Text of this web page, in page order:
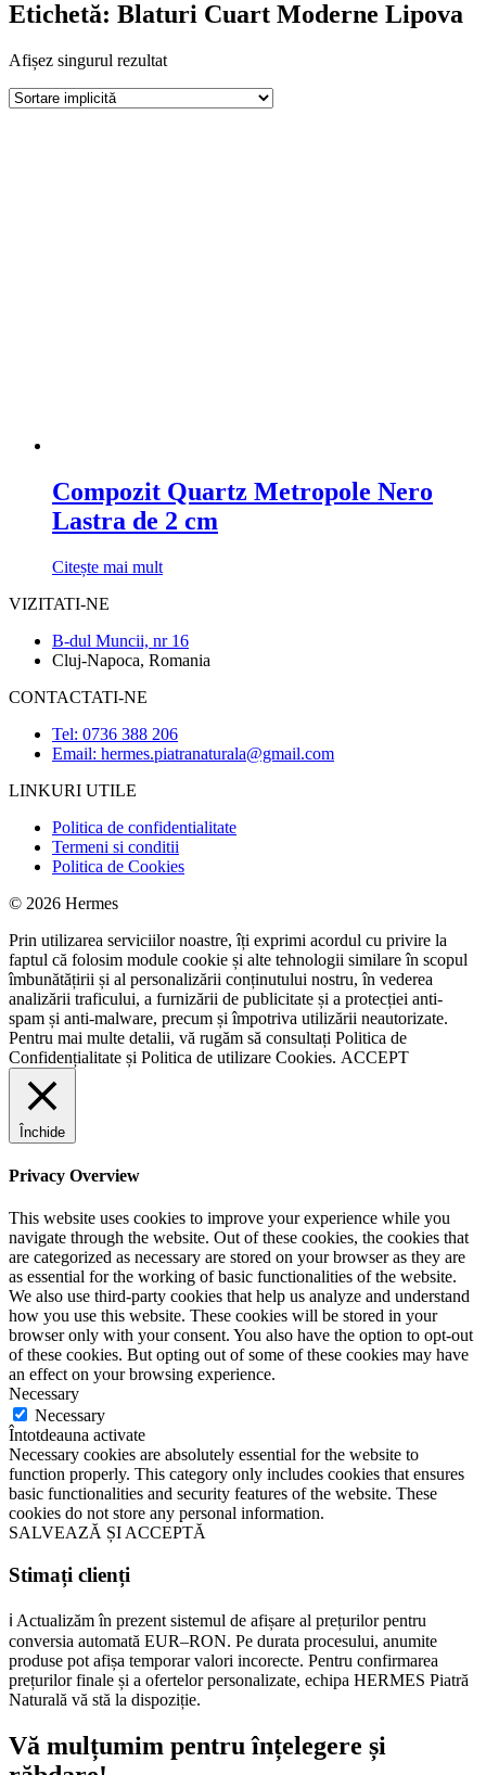
Etichetă: Blaturi Cuart Moderne Lipova
Afișez singurul rezultat
Compozit Quartz Metropole Nero
Lastra de 2 cm
Citește mai mult
VIZITATI-NE
B-dul Muncii, nr 16
Cluj-Napoca, Romania
CONTACTATI-NE
Tel: 0736 388 206
Email: hermes.piatranaturala@gmail.com
LINKURI UTILE
Politica de confidentialitate
Termeni si conditii
Politica de Cookies
© 2026 Hermes
Prin utilizarea serviciilor noastre, îți exprimi acordul cu privire la
faptul că folosim module cookie și alte tehnologii similare în scopul
îmbunătățirii și al personalizării conținutului nostru, în vederea
analizării traficului, a furnizării de publicitate și a protecției anti-
spam și anti-malware, precum și împotriva utilizării neautorizate.
Pentru mai multe detalii, vă rugăm să consultați Politica de
Confidențialitate și Politica de utilizare Cookies. ACCEPT
Închide
Privacy Overview
This website uses cookies to improve your experience while you
navigate through the website. Out of these cookies, the cookies that
are categorized as necessary are stored on your browser as they are
as essential for the working of basic functionalities of the website.
We also use third-party cookies that help us analyze and understand
how you use this website. These cookies will be stored in your
browser only with your consent. You also have the option to opt-out
of these cookies. But opting out of some of these cookies may have
an effect on your browsing experience.
Necessary
Necessary
Întotdeauna activate
Necessary cookies are absolutely essential for the website to
function properly. This category only includes cookies that ensures
basic functionalities and security features of the website. These
cookies do not store any personal information.
SALVEAZĂ ȘI ACCEPTĂ
Stimați clienți
ℹ️ Actualizăm în prezent sistemul de afișare al prețurilor pentru
conversia automată EUR–RON. Pe durata procesului, anumite
produse pot afișa temporar valori incorecte. Pentru confirmarea
prețurilor finale și a ofertelor personalizate, echipa HERMES Piatră
Naturală vă stă la dispoziție.
Vă mulțumim pentru înțelegere și